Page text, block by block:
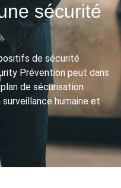
sécurité
de sécurité
Prévention peut dans
de sécurisation
humaine et